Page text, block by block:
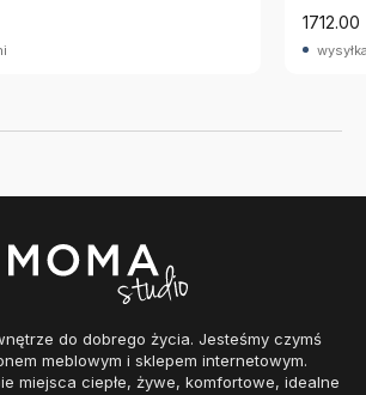
1712.00
do dobrego życia. Jesteśmy czymś
meblowym i sklepem internetowym.
miejsca ciepłe, żywe, komfortowe, idealne